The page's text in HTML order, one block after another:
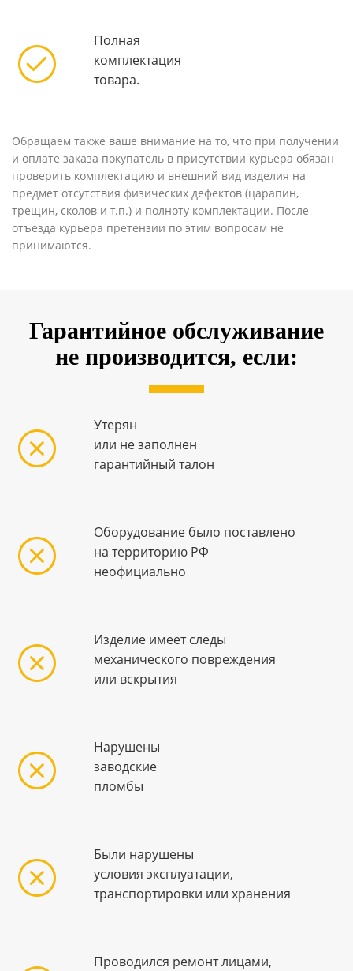
Полная
комплектация
товара.
Обращаем также ваше внимание на то, что при получении
и оплате заказа покупатель в присутствии курьера обязан
проверить комплектацию и внешний вид изделия на
предмет отсутствия физических дефектов (царапин,
трещин, сколов и т.п.) и полноту комплектации. После
отъезда курьера претензии по этим вопросам не
принимаются.
Гарантийное обслуживание
не производится, если:
Утерян
или не заполнен
гарантийный талон
Оборудование было поставлено
на территорию РФ
неофициально
Изделие имеет следы
механического повреждения
или вскрытия
Нарушены
заводские
пломбы
Были нарушены
условия эксплуатации,
транспортировки или хранения
Проводился ремонт лицами,